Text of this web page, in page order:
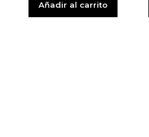
Añadir al carrito